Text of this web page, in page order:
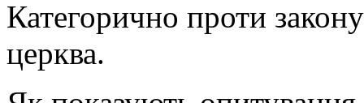
Категорично проти
церква.